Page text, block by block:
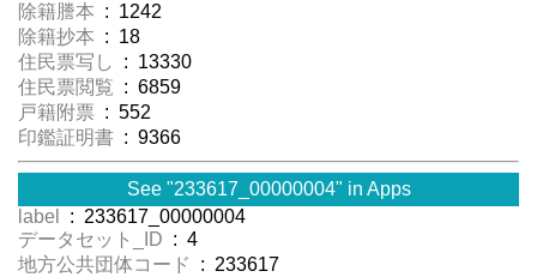
除籍謄本 : 1242
除籍抄本 : 18
住民票写し
: 13330
住民票閲覧 : 6859
戸籍附票 : 552
印鑑証明書 : 9366
See "233617_00000004" in Apps
label
: 233617_00000004
データセット_ID : 4
地方公共団体コード
: 233617